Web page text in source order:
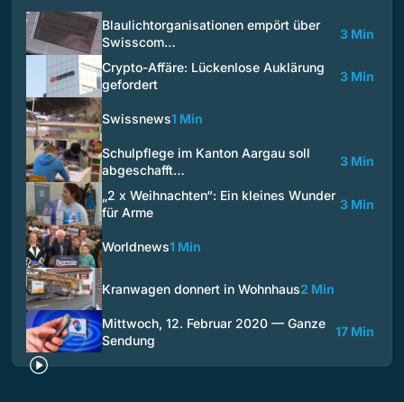
Blaulichtorganisationen empört über
Swisscom…
3 Min
Crypto-Affäre: Lückenlose Auklärung
gefordert
3 Min
Swissnews1 Min
Schulpflege im Kanton Aargau soll
abgeschafft…
3 Min
„2 x Weihnachten“: Ein kleines Wunder
für Arme
3 Min
Worldnews1 Min
Kranwagen donnert in Wohnhaus2 Min
Mittwoch, 12. Februar 2020 — Ganze
Sendung
17 Min